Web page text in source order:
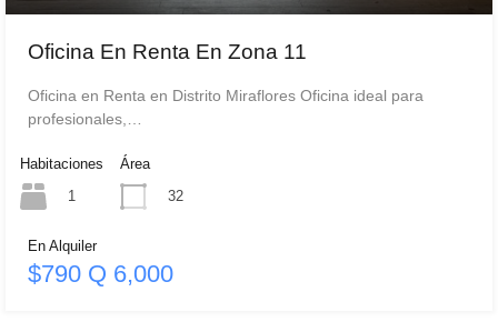
Oficina En Renta En Zona 11
Oficina en Renta en Distrito Miraflores Oficina ideal para
profesionales,…
Habitaciones
1
Área
32
En Alquiler
$790 Q 6,000